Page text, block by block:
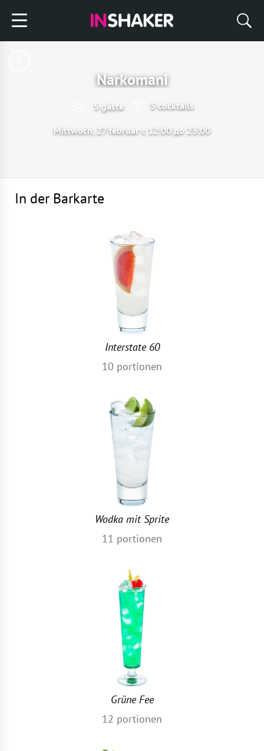
Narkomani
5 gäste 5 cocktails
Mittwoch, 27 februar с 12:00 до 23:00
In der Barkarte
Interstate 60
10 portionen
Wodka mit Sprite
11 portionen
Grüne Fee
12 portionen